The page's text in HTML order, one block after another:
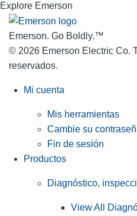
Explore Emerson
Emerson. Go Boldly.™
© 2026 Emerson Electric Co.
reservados.
Mi cuenta
Mis herramientas
Cambie su
Fin de sesión
Productos
Diagnóstico,
View All